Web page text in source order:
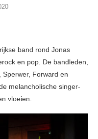
band rond Jonas
en pop. De bandleden,
Forward en
melancholische singer-
vloeien.